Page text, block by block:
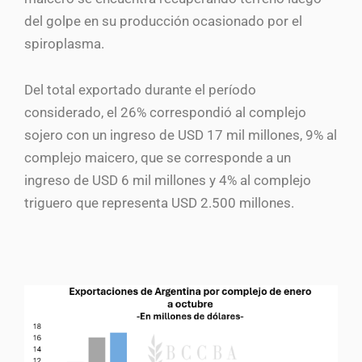
del golpe en su producción ocasionado por el
spiroplasma.
Del total exportado durante el período
considerado, el 26% correspondió al complejo
sojero con un ingreso de USD 17 mil millones, 9% al
complejo maicero, que se corresponde a un
ingreso de USD 6 mil millones y 4% al complejo
triguero que representa USD 2.500 millones.